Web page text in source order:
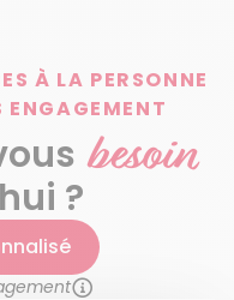
À LA PERSONNE
ENGAGEMENT
besoin
?